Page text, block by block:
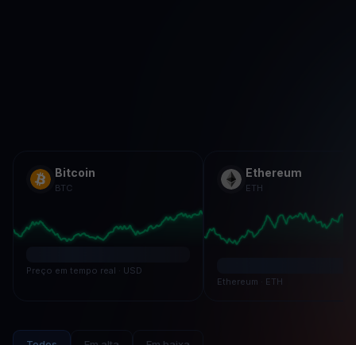
Bitcoin
BTC
Preço em tempo real · USD
Ethereum
ETH
Ethereum · ETH